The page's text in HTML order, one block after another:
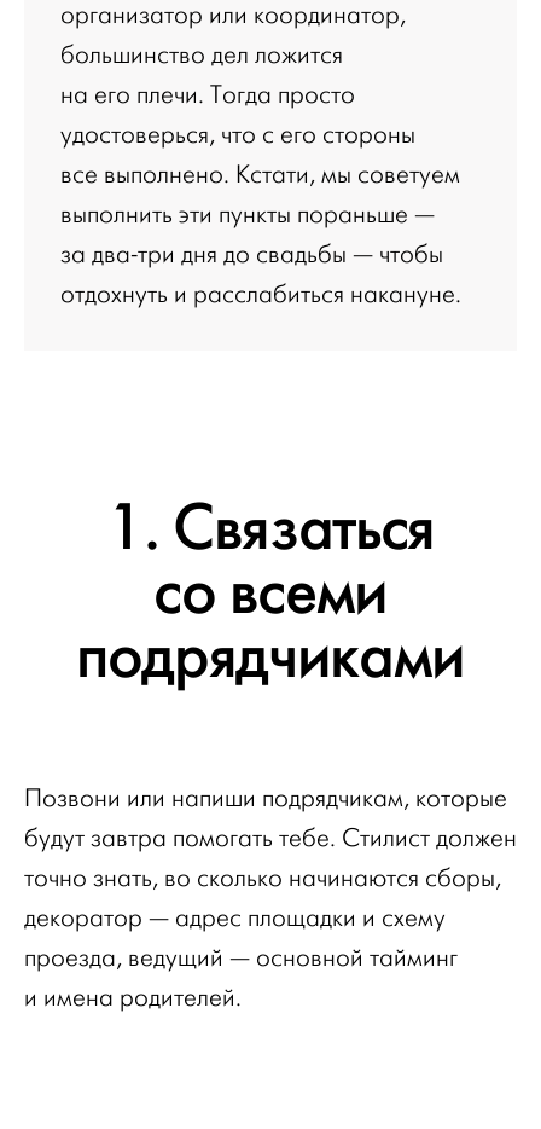
организатор или координатор,
большинство дел ложится
на его плечи. Тогда просто
удостоверься, что с его стороны
все выполнено. Кстати, мы советуем
выполнить эти пункты пораньше —
за два-три дня до свадьбы — чтобы
отдохнуть и расслабиться накануне.
1. Связаться
со всеми
подрядчиками
Позвони или напиши подрядчикам, которые
будут завтра помогать тебе. Стилист должен
точно знать, во сколько начинаются сборы,
декоратор — адрес площадки и схему
проезда, ведущий — основной тайминг
и имена родителей.